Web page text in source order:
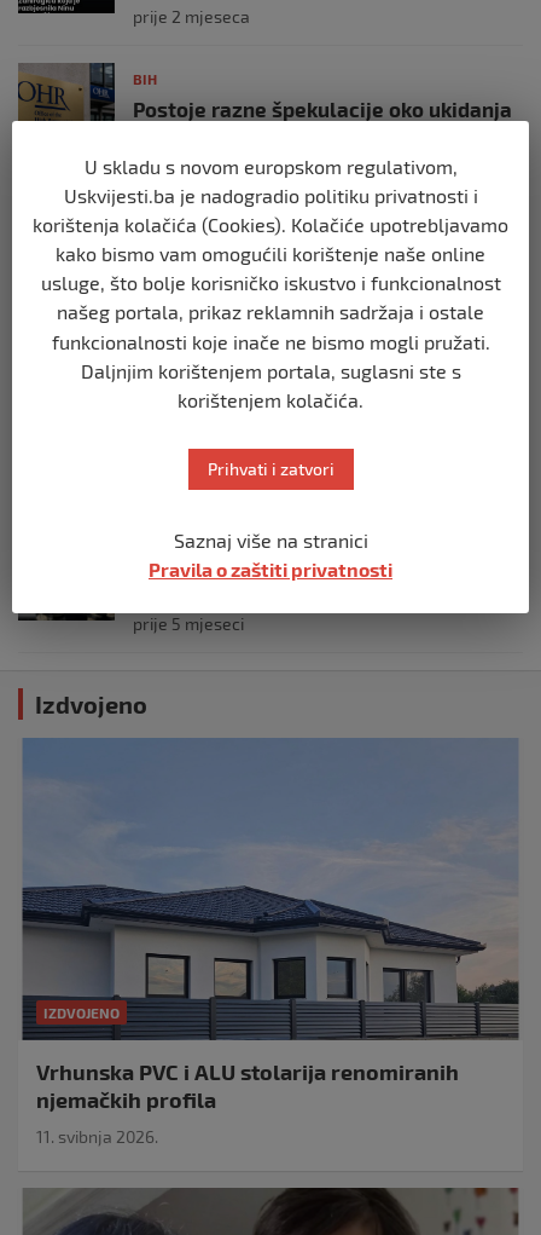
prije 2 mjeseca
BIH
Postoje razne špekulacije oko ukidanja
prije 3 mjeseca
BIH
Zašto Bakir Izetbegović trenutno ima
najveće šanse za povratak u
Predsjedništvo BiH
unutrašnjih poslova
prije 5 mjeseci
Akcija SIPA-e: Pretresaju se stambeni i
prije 5 mjeseci
Izdvojeno
IZDVOJENO
Vrhunska PVC i ALU stolarija renomiranih
njemačkih profila
11. svibnja 2026.
U skladu s novom europskom regulativom,
Uskvijesti.ba je nadogradio politiku privatnosti i
korištenja kolačića (Cookies). Kolačiće upotrebljavamo
kako bismo vam omogućili korištenje naše online
usluge, što bolje korisničko iskustvo i funkcionalnost
našeg portala, prikaz reklamnih sadržaja i ostale
funkcionalnosti koje inače ne bismo mogli pružati.
Daljnjim korištenjem portala, suglasni ste s
korištenjem kolačića.
Prihvati i zatvori
Saznaj više na stranici
Pravila o zaštiti privatnosti